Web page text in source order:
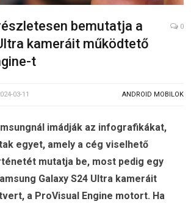
bemutatja a
kameráit működtető
t
0
03-11 ANDROID MOBILOK
imádják az infografikákat,
egyet, amely a cég viselhető
mutatja be, most pedig egy
Galaxy S24 Ultra kameráit
a ProVisual Engine motort. Ha